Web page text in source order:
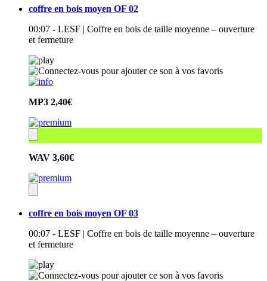
coffre en bois moyen OF 02
00:07 - LESF | Coffre en bois de taille moyenne – ouverture
et fermeture
MP3 2,40€
WAV 3,60€
coffre en bois moyen OF 03
00:07 - LESF | Coffre en bois de taille moyenne – ouverture
et fermeture